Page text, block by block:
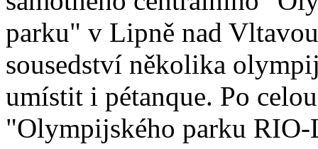
parku" v Lipně nad
sousedství několika
umístit i pétanque. Po
"Olympijského parku